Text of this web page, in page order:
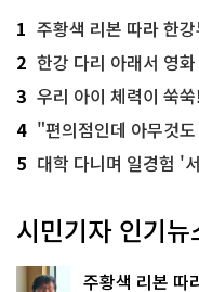
1 주황색 리본 따라 한강부
2 한강 다리 아래서 영
3 우리 아이 체력이 쑥
4 "편의점인데 아무것도 안
5 대학 다니며 일경험 '
시민기자 인기뉴
주황색 리본 따